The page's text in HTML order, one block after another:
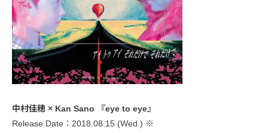
中村佳穂 × Kan Sano 『eye to eye』
Release Date：2018.08.15 (Wed.) ※